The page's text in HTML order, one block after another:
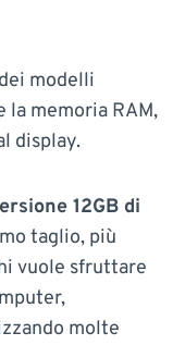
modelli
memoria RAM,
display.
12GB di
taglio, più
vuole sfruttare
molte